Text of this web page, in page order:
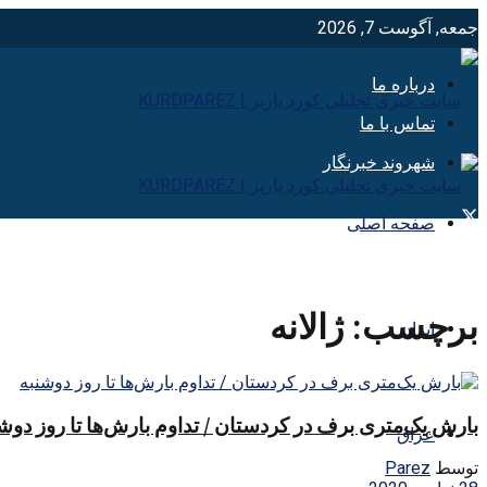
جمعه, آگوست 7, 2026
درباره ما
تماس با ما
شهروند خبرنگار
صفحه اصلی
ایران
عراق
برچسب:ژالانه
بارش یک‌متری برف در کردستان / تداوم بارش‌ها تا روز
توسط Parez